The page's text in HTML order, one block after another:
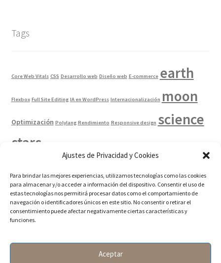
Ajustes de Privacidad y Cookies
Para brindar las mejores experiencias, utilizamos tecnologías como las cookies
para almacenar y/o acceder a información del dispositivo. Consentir el uso de
estas tecnologías nos permitirá procesar datos como el comportamiento de
navegación o identificadores únicos en este sitio. No consentir o retirar el
consentimiento puede afectar negativamente ciertas características y
funciones.
Aceptar
Tags
Core Web Vitals CSS Desarrollo web Diseño web E-commerce earth
Flexbox Full Site Editing IA en WordPress Internacionalización moon
Optimización Polylang Rendimiento Responsive design science
stars
watch
WPML